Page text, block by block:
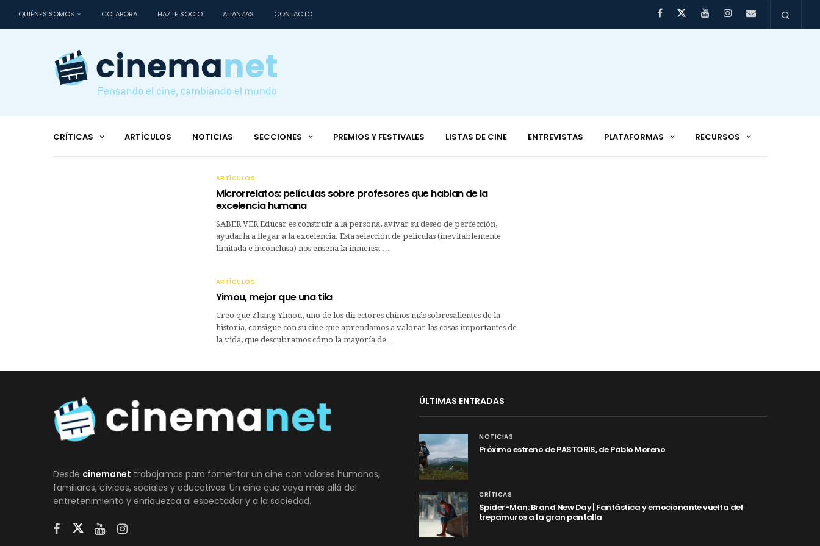
QUIÉNES SOMOS COLABORA HAZTE SOCIO ALIANZAS CONTACTO
CRÍTICAS ARTÍCULOS NOTICIAS SECCIONES PREMIOS Y FESTIVALES LISTAS DE CINE ENTREVISTAS PLATAFORMAS RECURSOS
ARTÍCULOS
Microrrelatos: películas sobre profesores que hablan de la
excelencia humana
SABER VER Educar es construir a la persona, avivar su deseo de perfección,
ayudarla a llegar a la excelencia. Esta selección de películas (inevitablemente
limitada e inconclusa) nos enseña la inmensa …
ARTÍCULOS
Yimou, mejor que una tila
Creo que Zhang Yimou, uno de los directores chinos más sobresalientes de la
historia, consigue con su cine que aprendamos a valorar las cosas importantes de
la vida, que descubramos cómo la mayoría de…
Desde cinemanet trabajamos para fomentar un cine con valores humanos,
familiares, cívicos, sociales y educativos. Un cine que vaya más allá del
entretenimiento y enriquezca al espectador y a la sociedad.
ÚLTIMAS ENTRADAS
NOTICIAS
Próximo estreno de PASTORIS, de Pablo Moreno
CRÍTICAS
Spider-Man: Brand New Day | Fantástica y emocionante vuelta del
trepamuros a la gran pantalla